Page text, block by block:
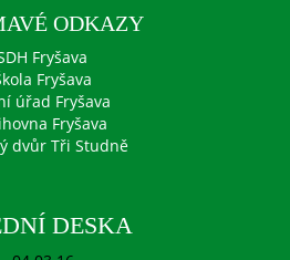
ODKAZY
Fryšava
Fryšava
úřad Fryšava
Fryšava
dvůr Tři Studně
DESKA